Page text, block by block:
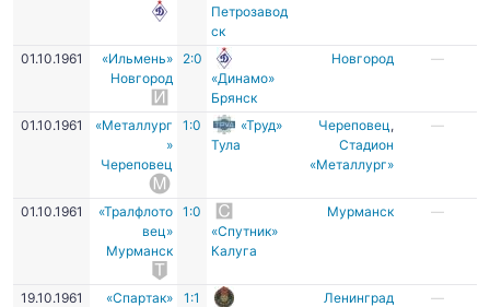
Петрозавод
ск
01.10.1961
«Ильмень»
Новгород
2:0
«Динамо»
Брянск
Новгород —
01.10.1961
«Металлург
»
Череповец
1:0
«Труд»
Тула
Череповец ,
Стадион
«Металлург»
—
01.10.1961
«Тралфлото
вец»
Мурманск
1:0
«Спутник»
Калуга
Мурманск —
19.10.1961
«Спартак»
1:1
Ленинград —